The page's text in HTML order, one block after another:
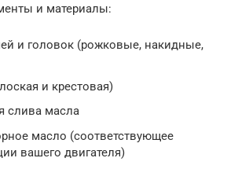
и материалы:
и головок (рожковые, накидные,
и крестовая)
слива масла
масло (соответствующее
вашего двигателя)